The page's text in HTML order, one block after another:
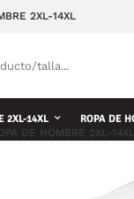
2XL-14XL
2XL-14XL ROPA DE
DE HOMBRE 2XL-14XL